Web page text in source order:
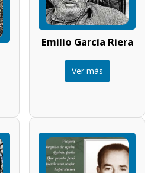
Emilio García Riera
Ver más